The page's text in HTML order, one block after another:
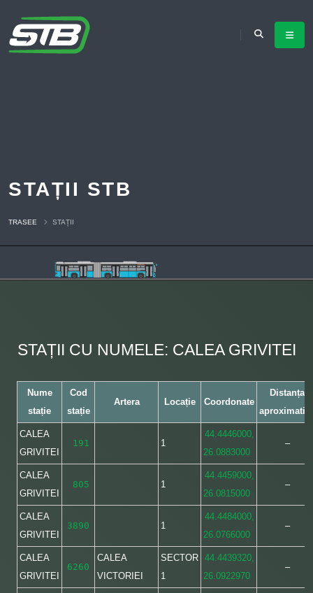
STAȚII STB
TRASEE STAȚII
STAȚII CU NUMELE: CALEA GRIVITEI
Nume
stație
Cod
stație
Artera Locație Coordonate
Distanța
CALEA
GRIVITEI
191 1
44.4446000,
26.0883000
–
CALEA
GRIVITEI
805 1
44.4459000,
26.0815000
–
CALEA
GRIVITEI
3890 1
44.4484000,
26.0766000
–
CALEA
GRIVITEI
6260
CALEA
VICTORIEI
SECTOR
1
44.4439320,
26.0922970
–